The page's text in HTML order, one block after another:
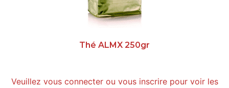
Thé ALMX 250gr
Veuillez vous connecter ou vous inscrire pour voir les